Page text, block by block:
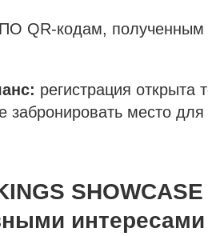
QR-кодам, полученным
регистрация открыта
забронировать место для
интересами